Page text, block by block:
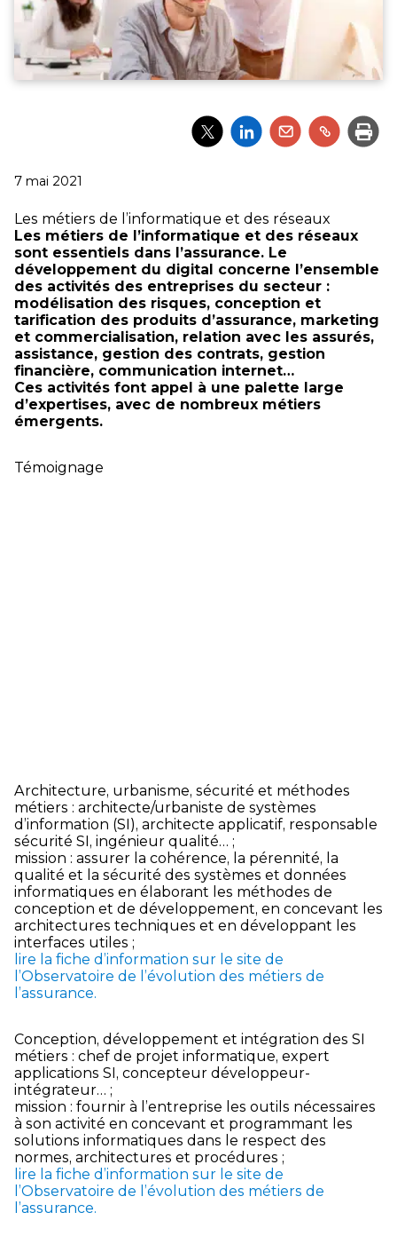
Partager
l'article
Partager
l'article
Partager
l'article
Partager
l'article
Publié
7 mai 2021
Les métiers de l’informatique et des réseaux
Les métiers de l’informatique et des réseaux
sont essentiels dans l’assurance. Le
développement du digital concerne l’ensemble
des activités des entreprises du secteur :
modélisation des risques, conception et
tarification des produits d’assurance, marketing
et commercialisation, relation avec les assurés,
assistance, gestion des contrats, gestion
financière, communication internet…
Ces activités font appel à une palette large
d’expertises, avec de nombreux métiers
émergents.
Témoignage
Architecture, urbanisme, sécurité et méthodes
métiers : architecte/urbaniste de systèmes
d’information (SI), architecte applicatif, responsable
sécurité SI, ingénieur qualité… ;
mission : assurer la cohérence, la pérennité, la
qualité et la sécurité des systèmes et données
informatiques en élaborant les méthodes de
conception et de développement, en concevant les
architectures techniques et en développant les
interfaces utiles ;
lire la fiche d’information sur le site de
l’Observatoire de l’évolution des métiers de
l’assurance.
Conception, développement et intégration des SI
métiers : chef de projet informatique, expert
applications SI, concepteur développeur-
intégrateur… ;
mission : fournir à l’entreprise les outils nécessaires
à son activité en concevant et programmant les
solutions informatiques dans le respect des
normes, architectures et procédures ;
lire la fiche d’information sur le site de
l’Observatoire de l’évolution des métiers de
l’assurance.